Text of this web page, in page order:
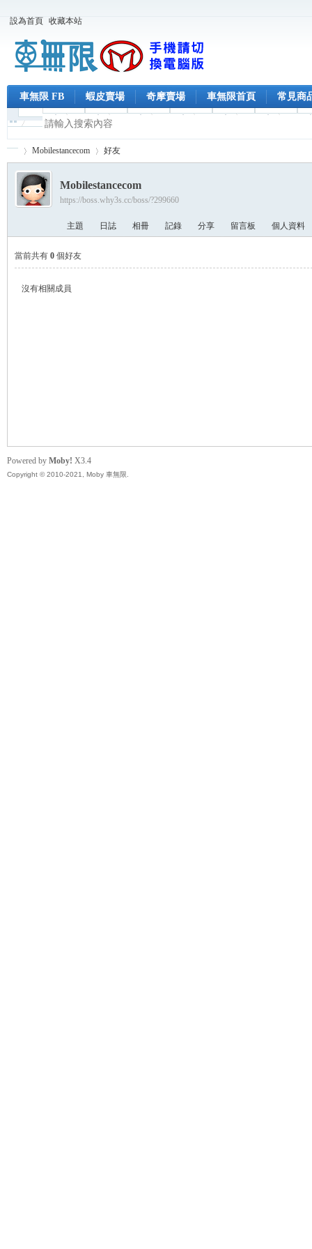
設為首頁 收藏本站
車無限 FB 蝦皮賣場 奇摩賣場 車無限首頁 常見商
›
Mobilestancecom 好友
Mobilestancecom
https://boss.why3s.cc/boss/?299660
主題 日誌 相冊 記錄 分享 留言板 個人資料
當前共有 0 個好友
沒有相關成員
Powered by Moby! X3.4
Copyright © 2010-2021, Moby 車無限.